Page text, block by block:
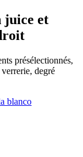
juice et
présélectionnés,
degré
blanco